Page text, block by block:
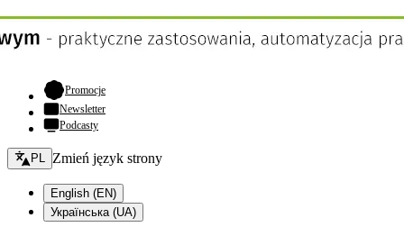
Promocje- otwiera się w nowej karcie
Newsletter
Podcasty
Zmień język - bieżący:
PL Zmień język strony
English (EN)
Українська (UA)